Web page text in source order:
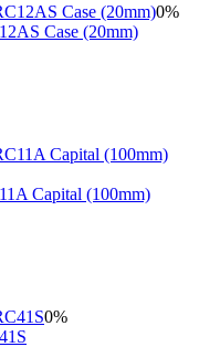
0%
Case (20mm)
Capital (100mm)
0%